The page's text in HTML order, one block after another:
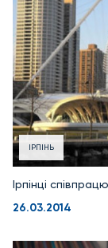
ІРПІНЬ
Ірпінці
26.03.2014